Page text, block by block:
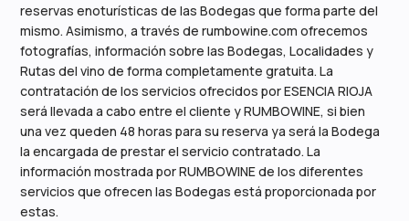
reservas enoturísticas de las Bodegas que forma parte del
mismo. Asimismo, a través de rumbowine.com ofrecemos
fotografías, información sobre las Bodegas, Localidades y
Rutas del vino de forma completamente gratuita. La
contratación de los servicios ofrecidos por ESENCIA RIOJA
será llevada a cabo entre el cliente y RUMBOWINE, si bien
una vez queden 48 horas para su reserva ya será la Bodega
la encargada de prestar el servicio contratado. La
información mostrada por RUMBOWINE de los diferentes
servicios que ofrecen las Bodegas está proporcionada por
estas.